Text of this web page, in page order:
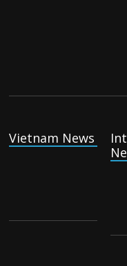
aggressors’ that could
Vietnam News